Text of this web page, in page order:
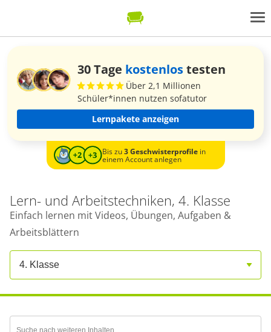
30 Tage kostenlostesten
Über 2,1 Millionen
Schüler*innen nutzen sofatutor
Lernpakete anzeigen
Bis zu3 Geschwisterprofilein
einem Account anlegen
Lern- und Arbeitstechniken, 4. Klasse
Einfach lernen mit Videos, Übungen, Aufgaben &
Arbeitsblättern
4. Klasse